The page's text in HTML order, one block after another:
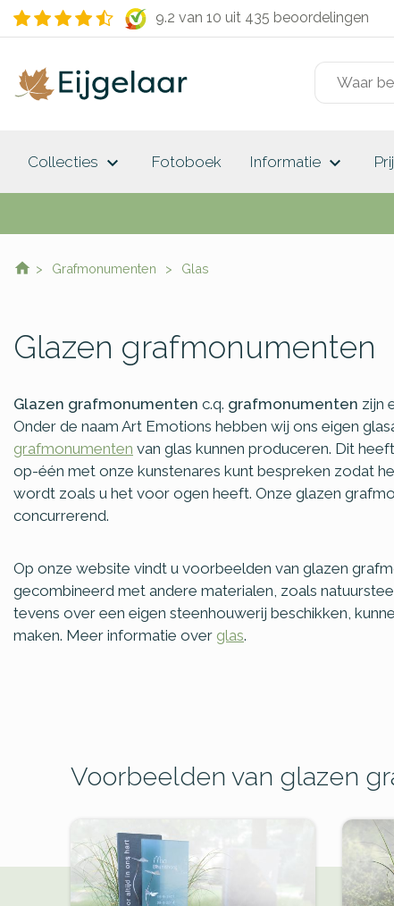
9.2 van 10 uit 435 beoordelingen
Collecties keyboard_arrow_down Fotoboek Informatie keyboard_arrow_down
Grafmonumenten Glas
Glazen grafmonumenten
Glazen grafmonumenten c.q. grafmonumenten zijn
Onder de naam Art Emotions hebben wij ons eigen
grafmonumenten van glas kunnen produceren. Dit
op-één met onze kunstenares kunt bespreken zodat
wordt zoals u het voor ogen heeft. Onze glazen
concurrerend.
Op onze website vindt u voorbeelden van glazen
gecombineerd met andere materialen, zoals
tevens over een eigen steenhouwerij beschikken,
maken. Meer informatie over glas.
Voorbeelden van glazen